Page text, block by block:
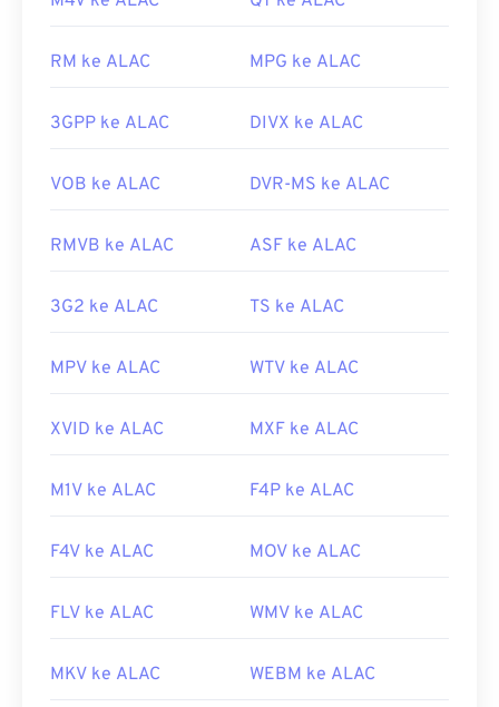
QuickTimejuga dapat digunakan untuk membuka
Karena kualitas berkas
WAV yang lebih tinggi dan
ke program penyuntingan, produksi, dan
perangkat lunak lintas sistem operasi untuk deejay
Elmedia Player juga mendukung berkas WAV.
Rilis Awal: 1991
https://www.techopedia.com/definisi/12636/bentuk-
RM ke ALAC MPG ke ALAC
3GPP ke ALAC DIVX ke ALAC
VOB ke ALAC DVR-MS ke ALAC
RMVB ke ALAC ASF ke ALAC
3G2 ke ALAC TS ke ALAC
MPV ke ALAC WTV ke ALAC
XVID ke ALAC MXF ke ALAC
M1V ke ALAC F4P ke ALAC
F4V ke ALAC MOV ke ALAC
FLV ke ALAC WMV ke ALAC
MKV ke ALAC WEBM ke ALAC